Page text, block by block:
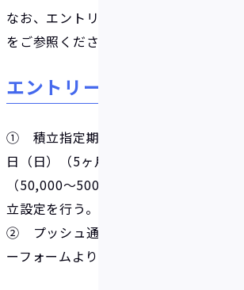
なお、エントリー方法、航空券購入報告
をご参照ください。
エントリー方法
① 積立指定期間内（2024年2月1日（
日（日）（5ヶ月間））にエントリー対
（50,000～500,000円）以上が貯まる
立設定を行う。
② プッシュ通知にて送付された、以下
ーフォームより本キャンペーンのエント